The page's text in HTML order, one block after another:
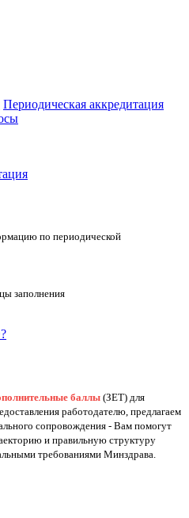
Периодическая аккредитация
по периодической
заполнения
баллы(ЗЕТ) для
работодателю, предлагаем
сопровождения - Вам помогут
и правильную структуру
требованиями Минздрава.